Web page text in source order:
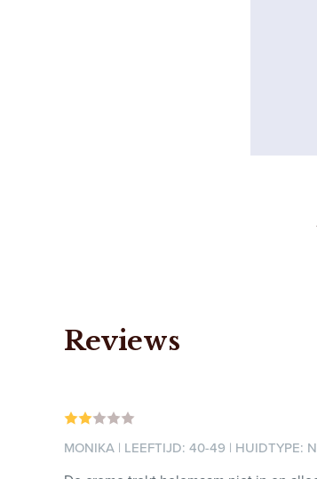
Reviews
MONIKA | LEEFTIJD: 40-49 | HUIDTYPE: